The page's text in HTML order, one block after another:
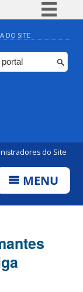
BR
DO SITE
do Site
MENU